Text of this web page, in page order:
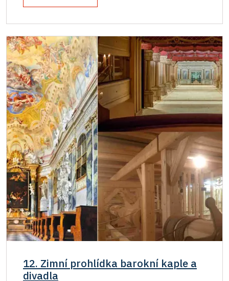
12. Zimní prohlídka barokní kaple a
divadla